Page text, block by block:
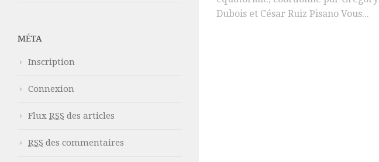
Dubois et César Ruiz Pisano Vous...
MÉTA
Inscription
Connexion
Flux RSS des articles
RSS des commentaires